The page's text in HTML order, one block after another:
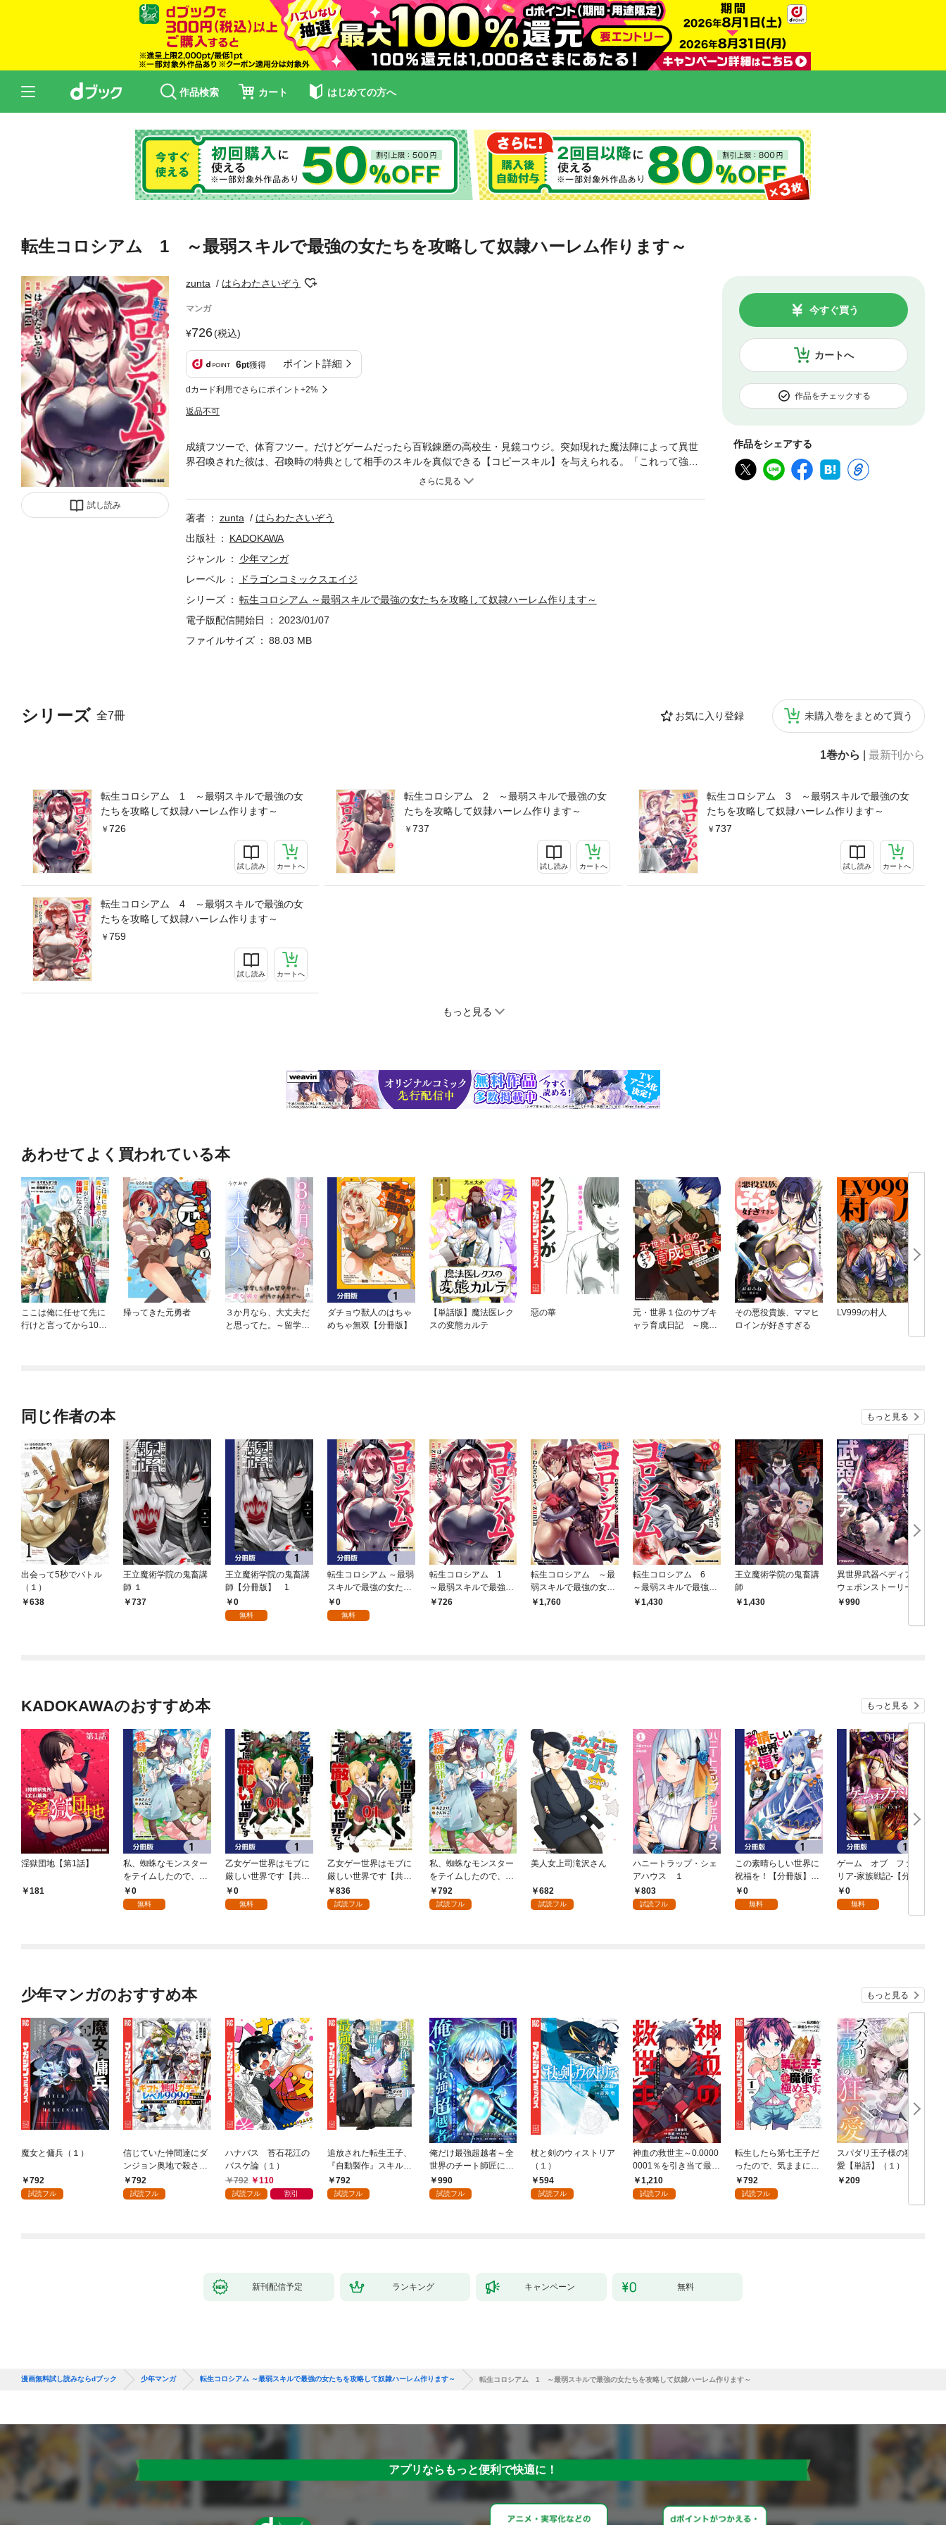
作品検索 カート はじめての方へ
転生コロシアム 1 ～最弱スキルで最強の女たちを攻略して奴隷ハーレム作ります～
試し読み
zunta はらわたさいぞう
マンガ
726(税込)
6pt獲得 ポイント詳細
dカード利用でさらにポイント+2%
返品不可
カートへ
今すぐ買う
作品をチェックする
作品をシェアする
シリーズ 全7冊 お気に入り登録 未購入巻をまとめて買う
1巻から 最新刊から
転生コロシアム 1 ～最弱スキルで最強の女
たちを攻略して奴隷ハーレム作ります～
726
試し読み カートへ
転生コロシアム 2 ～最弱スキルで最強の女
たちを攻略して奴隷ハーレム作ります～
737
試し読み カートへ
転生コロシアム 3 ～最弱スキルで最強の女
たちを攻略して奴隷ハーレム作ります～
737
試し読み カートへ
転生コロシアム 4 ～最弱スキルで最強の女
たちを攻略して奴隷ハーレム作ります～
759
試し読み カートへ
もっと見る
成績フツーで、体育フツー。だけどゲームだったら百戦錬磨の高校生・見鏡コウジ。突如現れた魔法陣によって異世
界召喚された彼は、召喚時の特典として相手のスキルを真似できる【コピースキル】を与えられる。「これって強キ
ャラの能力じゃん…！」と喜ぶ見鏡だったが、この世界にとってコピースキルは、どうやらゴミ同然のお荷物スキル
ぶち込まれた見鏡。しかし、そこで同部屋になった同じ剣闘奴隷の少女・ズールとの出会いによりこの世界の仕組
み、そしてコロシアムのルールを知った時、コピースキル一つで剣闘生活を勝ち抜いていける、ある“事実”にたどり着
を開ける！
著者 zunta
はらわたさいぞう
出版社
KADOKAWA
ジャンル
少年マンガ
レーベル
ドラゴンコミックスエイジ
シリーズ
転生コロシアム ～最弱スキルで最強の女たちを攻略して奴隷ハーレム作ります～
電子版配信開始日
2023/01/07
ファイルサイズ
88.03 MB
あわせてよく買われている本
ここは俺に任せて先に
行けと言ってから10年
帰ってきた元勇者
３か月なら、大丈夫だ
と思ってた。～留学し
ダチョウ獣人のはちゃ
めちゃ無双【分冊版】
【単話版】魔法医レク
スの変態カルテ
惡の華
元・世界１位のサブキ
ャラ育成日記 ～廃プ
その悪役貴族、ママヒ
ロインが好きすぎる
LV999の村人
同じ作者の本 もっと見る
出会って5秒でバトル
（１）
638
王立魔術学院の鬼畜講
師 １
737
王立魔術学院の鬼畜講
師【分冊版】 1
0
無料
転生コロシアム ～最弱
スキルで最強の女たち
を攻略して奴隷ハーレ
ム作ります～【分冊
0
無料
転生コロシアム 1
～最弱スキルで最強の
女たちを攻略して奴隷
726
転生コロシアム ～最
弱スキルで最強の女た
ちを攻略して奴隷ハー
1,760
転生コロシアム 6
～最弱スキルで最強の
女たちを攻略して奴隷
1,430
王立魔術学院の鬼畜講
師
1,430
異世界武器ペディア
ウェポンストーリーズ
990
KADOKAWAのおすすめ本 もっと見る
淫獄団地【第1話】
181
私、蜘蛛なモンスター
をテイムしたので、ス
パイダーシルクで裁縫
を頑張ります！【分冊
0
無料
乙女ゲー世界はモブに
厳しい世界です【共和
国編】【分冊版】 1
0
無料
乙女ゲー世界はモブに
厳しい世界です【共和
国編】 ０１
836
試読フル
私、蜘蛛なモンスター
をテイムしたので、ス
パイダーシルクで裁縫
を頑張ります！ 1
792
試読フル
美人女上司滝沢さん
682
試読フル
ハニートラップ・シェ
アハウス １
803
試読フル
この素晴らしい世界に
祝福を！【分冊版】
1 0
無料
ゲーム オブ ファミ
リア-家族戦記-【分冊
版】 1
0
無料
少年マンガのおすすめ本 もっと見る
魔女と傭兵（１）
792
試読フル
信じていた仲間達にダ
ンジョン奥地で殺され
かけたがギフト『無限
ガチャ』でレベル９９
792
試読フル
ハナバス 苔石花江の
バスケ論（１）
792
110
試読フル 割引
追放された転生王子、
『自動製作』スキルで
領地を爆速で開拓し最
強の村を作ってしまう
792
試読フル
俺だけ最強超越者～全
世界のチート師匠に認
められた～【単行本】
（１）
990
試読フル
杖と剣のウィストリア
（１）
594
試読フル
神血の救世主～0.0000
0001％を引き当て最強
へ～【電子書籍特典
付】（１）
1,210
試読フル
転生したら第七王子だ
ったので、気ままに魔
術を極めます（１）
792
試読フル
スパダリ王子様の狂い
愛【単話】（１）
209
新刊配信予定 ランキング キャンペーン 無料
漫画無料試し読みならdブック 少年マンガ 転生コロシアム ～最弱スキルで最強の女たちを攻略して奴隷ハーレム作ります～ 転生コロシアム 1 ～最弱スキルで最強の女たちを攻略して奴隷ハーレム作ります～
アプリならもっと便利で快適に！